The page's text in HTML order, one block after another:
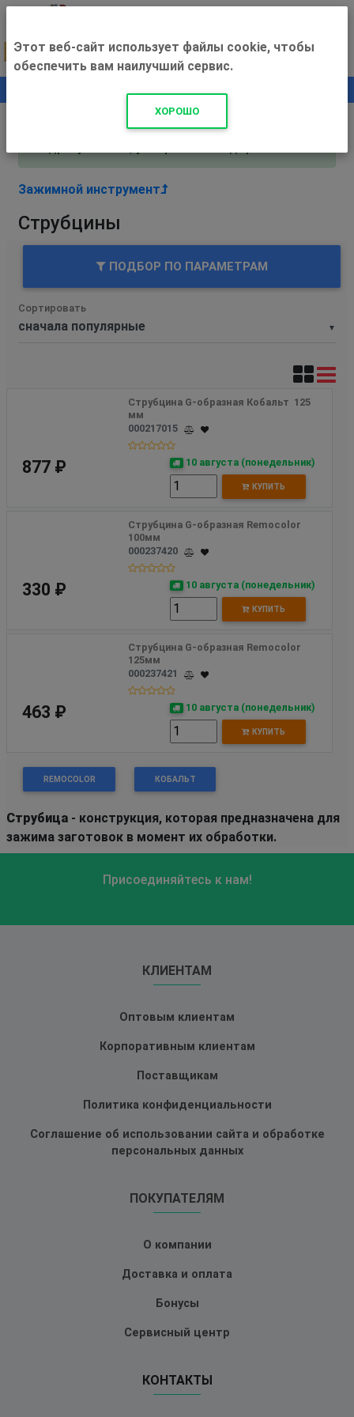
+500 ₽
Внимание! С 3 августа магазин работает по
Зажимной инструмент
Струбцины
ПОДБОР ПО ПАРАМЕТРАМ
▼
Сортировать
Струбцина G-образная Кобальт  125
мм
000217015
877 ₽ 10 августа (понедельник)
КУПИТЬ
Струбцина G-образная Remocolor
100мм
000237420
330 ₽ 10 августа (понедельник)
КУПИТЬ
Струбцина G-образная Remocolor
125мм
000237421
463 ₽ 10 августа (понедельник)
КУПИТЬ
REMOCOLOR КОБАЛЬТ
Струбица - конструкция, которая предназначена для
зажима заготовок в момент их обработки.
Присоединяйтесь к нам!
КЛИЕНТАМ
Оптовым клиентам
Корпоративным клиентам
Поставщикам
Политика конфиденциальности
Соглашение об использовании сайта и обработке
персональных данных
ПОКУПАТЕЛЯМ
О компании
Доставка и оплата
Бонусы
Сервисный центр
КОНТАКТЫ
Этот веб-сайт использует файлы cookie, чтобы
обеспечить вам наилучший сервис.
ХОРОШО